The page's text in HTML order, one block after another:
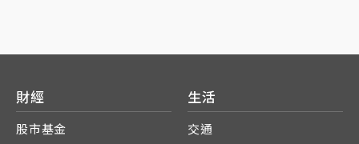
財經
股市基金
生活
交通